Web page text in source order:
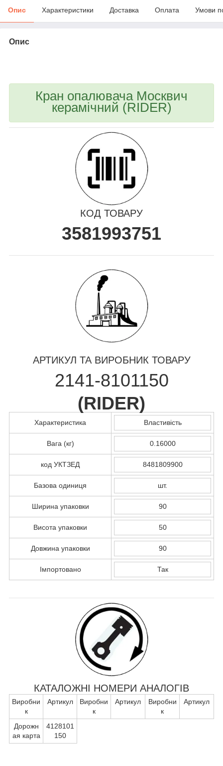
Опис Характеристики Доставка Оплата Умови
Опис
Кран опалювача Москвич
керамічний (RIDER)
КОД ТОВАРУ
3581993751
АРТИКУЛ ТА ВИРОБНИК ТОВАРУ
2141-8101150
(RIDER)
Характеристика Властивість
Вага (кг) 0.16000
код УКТЗЕД 8481809900
Базова одиниця шт.
Ширина упаковки 90
Висота упаковки 50
Довжина упаковки 90
Імпортовано Так
КАТАЛОЖНІ НОМЕРИ АНАЛОГІВ
Виробни
к
Артикул
Виробни
к
Артикул
Виробни
к
Артикул
Дорожн
ая карта
4128101
150